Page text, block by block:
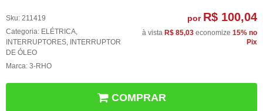
Sku: 211419
Categoria: ELÉTRICA,
INTERRUPTORES, INTERRUPTOR
DE ÓLEO
Marca: 3-RHO
por R$ 100,04
à vista R$ 85,03 economize 15% no
Pix
COMPRAR